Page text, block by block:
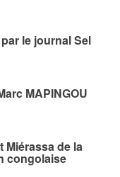
le journal Sel
MAPINGOU
Miérassa de la
congolaise